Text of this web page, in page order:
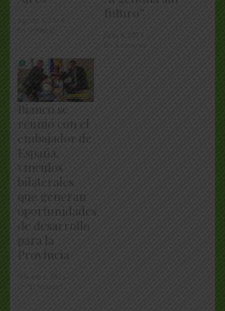
futuro”
Bianco se
reunió con el
embajador de
España,
vínculos
bilaterales
que generan
oportunidades
de desarrollo
para la
Provincia